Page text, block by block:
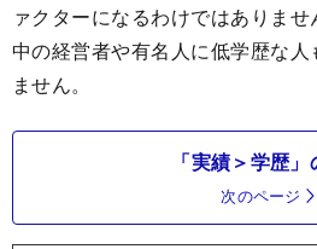
ァクターになるわけではありま
中の経営者や有名人に低学歴な
ません。
「実績＞学歴
次のページ